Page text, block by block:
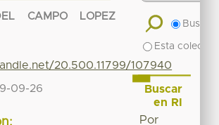
CAMPO LOPEZ
20.500.11799/107940
09-26
Buscar
Esta
Buscar
en RI
Por